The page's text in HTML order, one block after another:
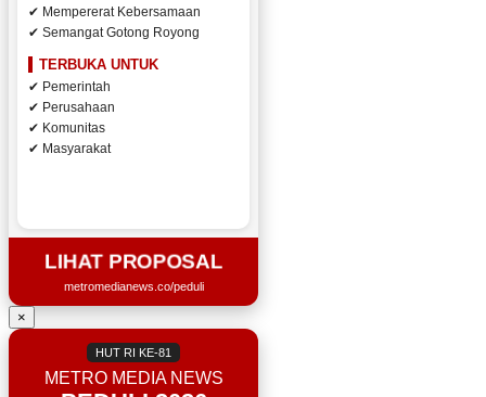
✔ Mempererat Kebersamaan
✔ Semangat Gotong Royong
TERBUKA UNTUK
✔ Pemerintah
✔ Perusahaan
✔ Komunitas
✔ Masyarakat
LIHAT PROPOSAL
metromedianews.co/peduli
×
HUT RI KE-81
METRO MEDIA NEWS